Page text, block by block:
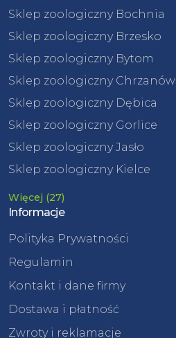
Sklep zoologiczny Bochnia
Sklep zoologiczny Brzesko
Sklep zoologiczny Bytom
Sklep zoologiczny Chrzanów
Sklep zoologiczny Dębica
Sklep zoologiczny Gorlice
Sklep zoologiczny Jasło
Sklep zoologiczny Kielce
Więcej (27)
Informacje
Polityka Prywatności
Regulamin
Kontakt i dane firmy
Dostawa i płatność
Zwroty i reklamacje